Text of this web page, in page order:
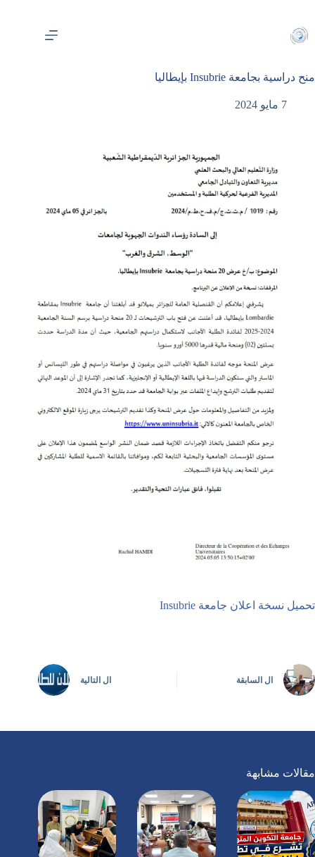
المحتوى
منح دراسية بجامعة Insubrie بإيطاليا
7 مايو 2024
تحميل نسخة اعلان جامعة Insubrie
ال السابقة ال التالية
مقالات مشابهة